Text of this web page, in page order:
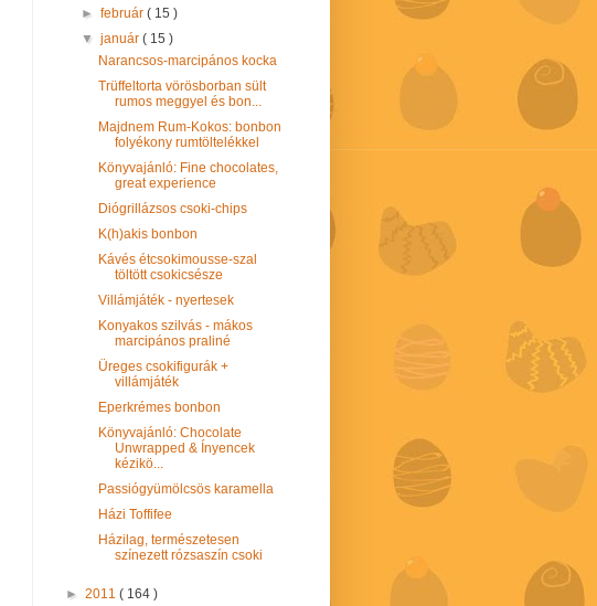
►február( 15 )
▼január( 15 )
Narancsos-marcipános kocka
Trüffeltorta vörösborban sült
rumos meggyel és bon...
Majdnem Rum-Kokos: bonbon
folyékony rumtöltelékkel
Könyvajánló: Fine chocolates,
great experience
Diógrillázsos csoki-chips
K(h)akis bonbon
Kávés étcsokimousse-szal
töltött csokicsésze
Villámjáték - nyertesek
Konyakos szilvás - mákos
marcipános praliné
Üreges csokifigurák +
villámjáték
Eperkrémes bonbon
Könyvajánló: Chocolate
Unwrapped & Ínyencek
kézikö...
Passiógyümölcsös karamella
Házi Toffifee
Házilag, természetesen
színezett rózsaszín csoki
► 2011 ( 164 )